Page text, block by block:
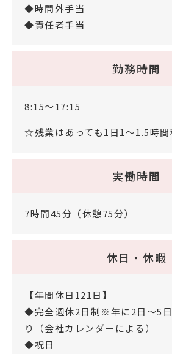
◆時間外手当
◆責任者手当
勤務時間
8:15～17:15
☆残業はあっても1日1～1.5時間
実働時間
7時間45分（休憩75分）
休日・休暇
【年間休日121日】
◆完全週休2日制※年に2日～5
り（会社カレンダーによる）
◆祝日